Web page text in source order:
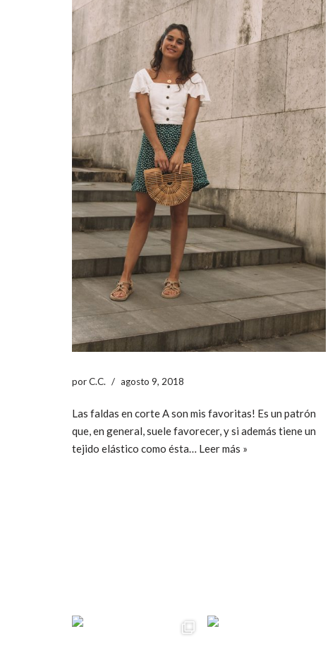
porC.C. agosto 9, 2018
Las faldas en corte A son mis favoritas! Es un patrón
que, en general, suele favorecer, y si además tiene un
tejido elástico como ésta… Leer más »